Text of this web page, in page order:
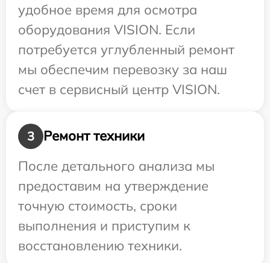
удобное время для осмотра
оборудования VISION. Если
потребуется углубленный ремонт
мы обеспечим перевозку за наш
счет в сервисный центр VISION.
3
Ремонт техники
После детального анализа мы
предоставим на утверждение
точную стоимость, сроки
выполнения и приступим к
восстановлению техники.